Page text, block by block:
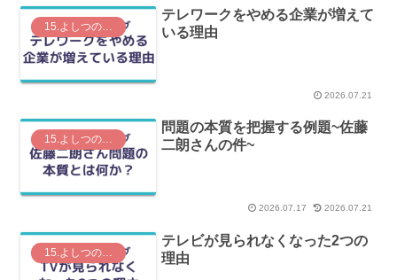
15.よしつの思考ログ
テレワークをやめる企業が増えて
いる理由
2026.07.21
15.よしつの思考ログ
問題の本質を把握する例題~佐藤
二朗さんの件~
2026.07.17 2026.07.21
15.よしつの思考ログ
テレビが見られなくなった2つの
理由